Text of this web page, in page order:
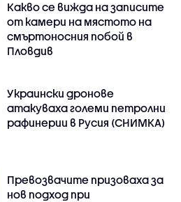
Какво се вижда на записите
от камери на мястото на
смъртоносния побой в
Пловдив
Украински дронове
атакуваха големи петролни
рафинерии в Русия (СНИМКА)
Превозвачите призоваха за
нов подход при